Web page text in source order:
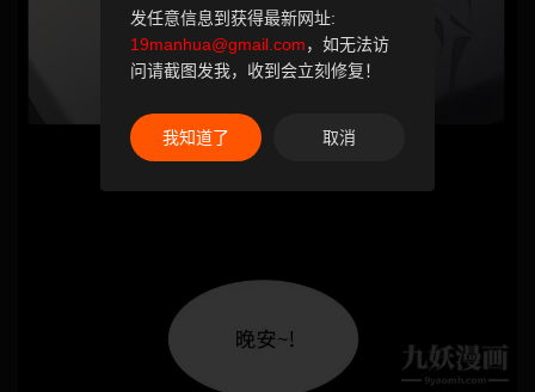
发任意信息到获得最新网址:
19manhua@gmail.com，如无法访
问请截图发我，收到会立刻修复！
我知道了 取消